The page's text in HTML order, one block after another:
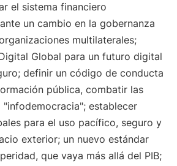
el sistema financiero
un cambio en la gobernanza
multilaterales;
Global para un futuro digital
definir un código de conducta
pública, combatir las
establecer
para el uso pacífico, seguro y
exterior; un nuevo estándar
que vaya más allá del PIB;